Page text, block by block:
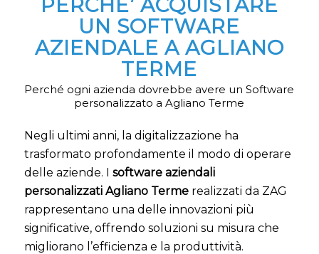
PERCHE’ ACQUISTARE
UN SOFTWARE
AZIENDALE A AGLIANO
TERME
Perché ogni azienda dovrebbe avere un Software
personalizzato a Agliano Terme
Negli ultimi anni, la digitalizzazione ha
trasformato profondamente il modo di operare
delle aziende. I software aziendali
personalizzati Agliano Termerealizzati da ZAG
rappresentano una delle innovazioni più
significative, offrendo soluzioni su misura che
migliorano l’efficienza e la produttività.